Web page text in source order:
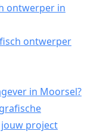
ontwerper in
ontwerper
in Moorsel?
project